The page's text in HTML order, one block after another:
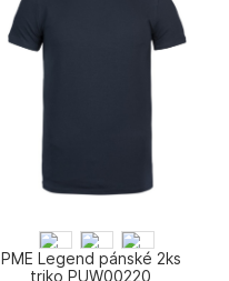
PME Legend pánské 2ks
triko PUW00220